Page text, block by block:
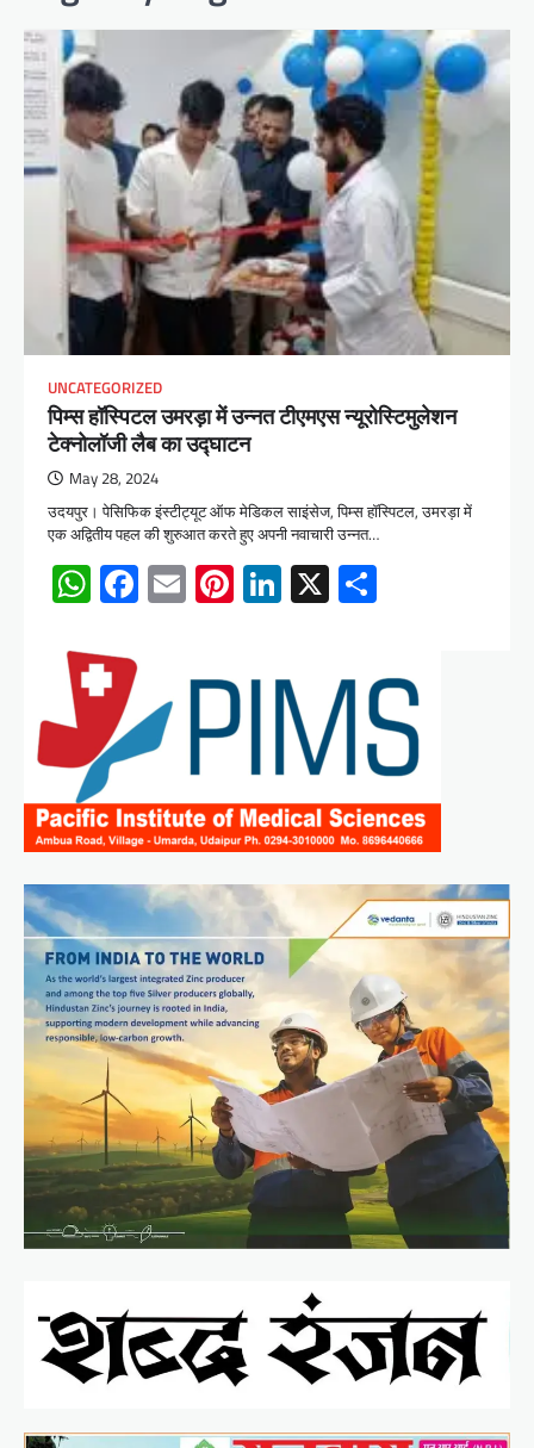
UNCATEGORIZED
पिम्स हॉस्पिटल उमरड़ा में उन्नत टीएमएस न्यूरोस्टिमुलेशन
टेक्नोलॉजी लैब का उद्घाटन
May 28, 2024
उदयपुर। पेसिफिक इंस्टीट्यूट ऑफ मेडिकल साइंसेज, पिम्स हॉस्पिटल, उमरड़ा में
एक अद्वितीय पहल की शुरुआत करते हुए अपनी नवाचारी उन्नत…
WhatsApp
Facebook
EmailPinterest
LinkedIn
X